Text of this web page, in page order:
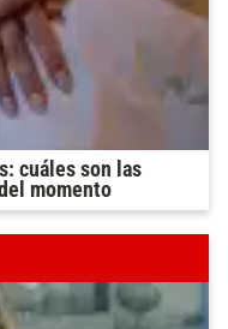
cuáles son las
momento